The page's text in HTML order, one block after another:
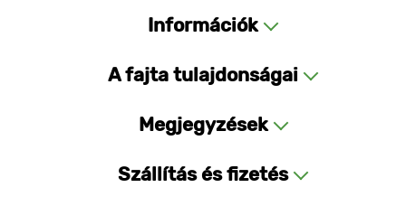
Információk
A fajta tulajdonságai
Megjegyzések
Szállítás és fizetés